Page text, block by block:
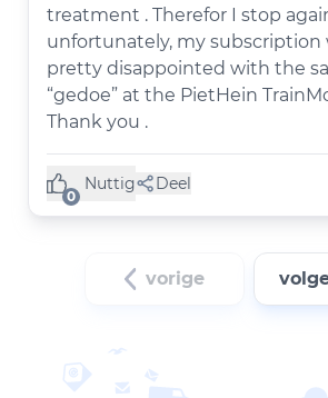
treatment . Therefor I stop
unfortunately, my subscription
pretty disappointed with the
“gedoe” at the PietHein
Thank you .
0
Nuttig
(0 like) Deel
vorige